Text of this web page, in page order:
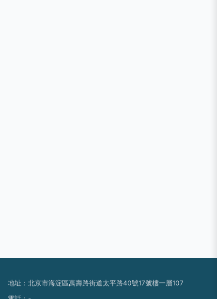
地址：北京市海淀區萬壽路街道太平路40號17號樓一層107